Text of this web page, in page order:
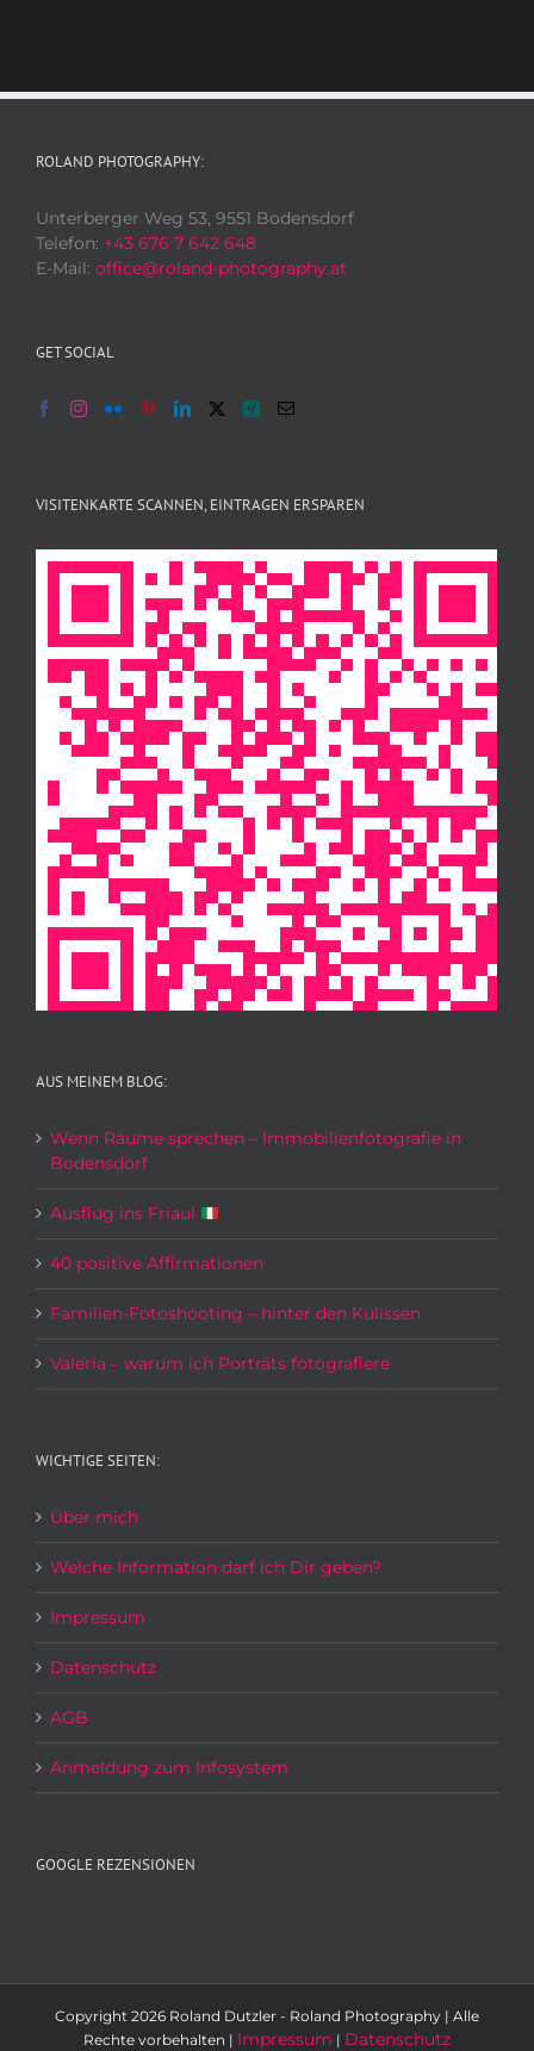
ROLAND PHOTOGRAPHY:
Unterberger Weg 53, 9551 Bodensdorf
Telefon: +43 676 7 642 648
E-Mail: office@roland-photography.at
GET SOCIAL
VISITENKARTE SCANNEN, EINTRAGEN ERSPAREN
AUS MEINEM BLOG:
Wenn Räume sprechen – Immobilienfotografie in
Bodensdorf
Ausflug ins Friaul
40 positive Affirmationen
Familien-Fotoshooting – hinter den Kulissen
Valeria – warum ich Porträts fotografiere
WICHTIGE SEITEN:
Über mich
Welche Information darf ich Dir geben?
Impressum
Datenschutz
AGB
Anmeldung zum Infosystem
GOOGLE REZENSIONEN
Copyright 2026 Roland Dutzler - Roland Photography | Alle
Rechte vorbehalten | Impressum | Datenschutz